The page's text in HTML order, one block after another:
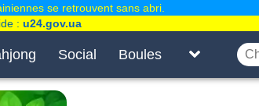
Social Boules
se retrouvent sans abri.
: u24.gov.ua